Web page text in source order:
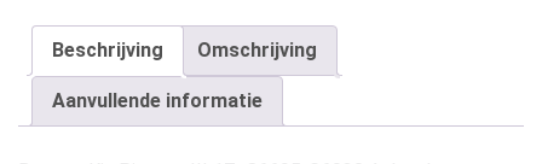
Beschrijving Omschrijving
Aanvullende informatie